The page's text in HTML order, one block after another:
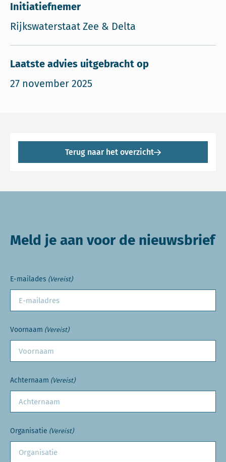
Initiatiefnemer
Rijkswaterstaat Zee & Delta
Laatste advies uitgebracht op
27 november 2025
Terug naar het overzicht
Meld je aan voor de nieuwsbrief
E-mailades (Vereist)
Voornaam (Vereist)
Achternaam (Vereist)
Organisatie (Vereist)